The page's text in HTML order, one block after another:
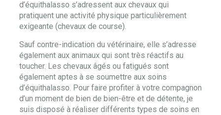
d’équithalasso s’adressent aux chevaux qui
pratiquent une activité physique particulièrement
exigeante (chevaux de course).
Sauf contre-indication du vétérinaire, elle s’adresse
également aux animaux qui sont très réactifs au
toucher. Les chevaux âgés ou fatigués sont
également aptes à se soumettre aux soins
d’équithalasso. Pour faire profiter à votre compagnon
d’un moment de bien de bien-être et de détente, je
suis disposé à réaliser différents types de soins en